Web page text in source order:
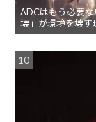
ADCはもう必要
壊」が環境を壊す